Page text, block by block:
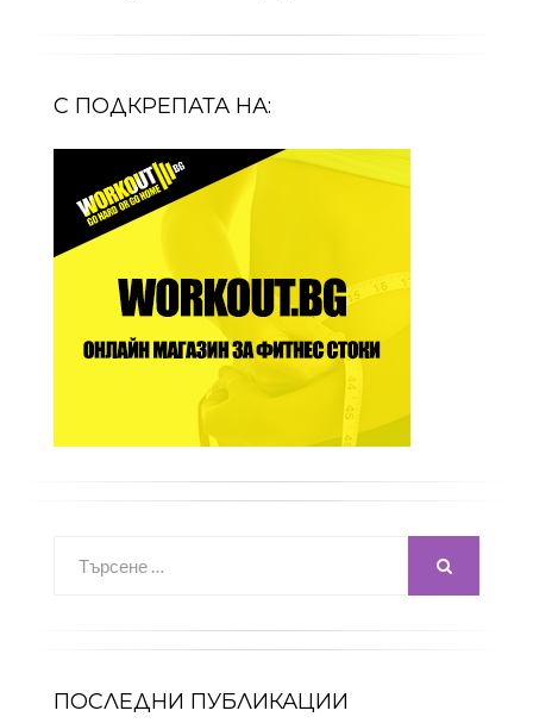
С ПОДКРЕПАТА НА:
ПОСЛЕДНИ ПУБЛИКАЦИИ